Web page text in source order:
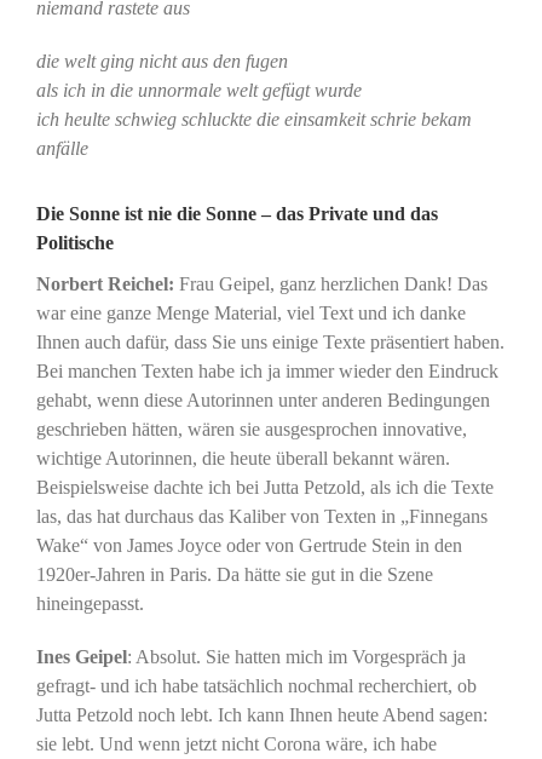
niemand rastete aus
die welt ging nicht aus den fugen
als ich in die unnormale welt gefügt wurde
ich heulte schwieg schluckte die einsamkeit schrie bekam
anfälle
Die Sonne ist nie die Sonne – das Private und das
Politische
Norbert Reichel: Frau Geipel, ganz herzlichen Dank! Das
war eine ganze Menge Material, viel Text und ich danke
Ihnen auch dafür, dass Sie uns einige Texte präsentiert haben.
Bei manchen Texten habe ich ja immer wieder den Eindruck
gehabt, wenn diese Autorinnen unter anderen Bedingungen
geschrieben hätten, wären sie ausgesprochen innovative,
wichtige Autorinnen, die heute überall bekannt wären.
Beispielsweise dachte ich bei Jutta Petzold, als ich die Texte
las, das hat durchaus das Kaliber von Texten in „Finnegans
Wake“ von James Joyce oder von Gertrude Stein in den
1920er-Jahren in Paris. Da hätte sie gut in die Szene
hineingepasst.
Ines Geipel: Absolut. Sie hatten mich im Vorgespräch ja
gefragt- und ich habe tatsächlich nochmal recherchiert, ob
Jutta Petzold noch lebt. Ich kann Ihnen heute Abend sagen:
sie lebt. Und wenn jetzt nicht Corona wäre, ich habe